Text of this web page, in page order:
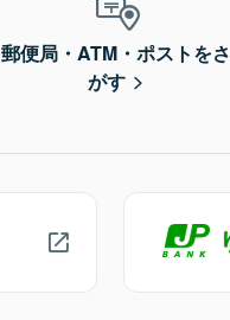
郵便局・ATM・ポストをさ
がす